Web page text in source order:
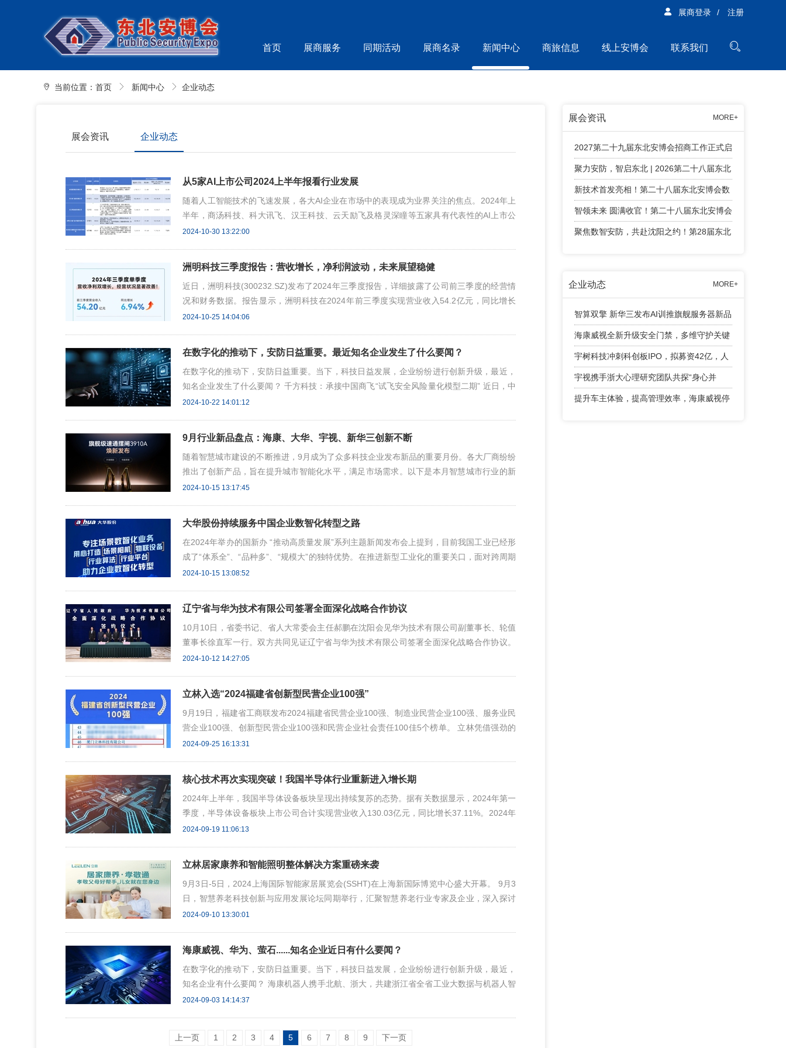
展商登录 / 注册
首页 展商服务 同期活动 展商名录 新闻中心 商旅信息 线上安博会 联系我们
当前位置： 首页 新闻中心 企业动态
展会资讯 企业动态
从5家AI上市公司2024上半年报看行业发展
随着人工智能技术的飞速发展，各大AI企业在市场中的表现成为业界关注的焦点。2024年上
半年，商汤科技、科大讯飞、汉王科技、云天励飞及格灵深瞳等五家具有代表性的AI上市公
司业绩报告已经发布，在各自的业务领域展现了不同的业绩特点和发展趋势。一起来看看!商
2024-10-30 13:22:00
洲明科技三季度报告：营收增长，净利润波动，未来展望稳健
近日，洲明科技(300232.SZ)发布了2024年三季度报告，详细披露了公司前三季度的经营情
况和财务数据。报告显示，洲明科技在2024年前三季度实现营业收入54.2亿元，同比增长
6.94%;其中，第三季度单季实现营业收入20.14亿元，同比增长13.78%，环比增长5.24%。
2024-10-25 14:04:06
在数字化的推动下，安防日益重要。最近知名企业发生了什么要闻？
在数字化的推动下，安防日益重要。当下，科技日益发展，企业纷纷进行创新升级，最近，
知名企业发生了什么要闻？ 千方科技：承接中国商飞“试飞安全风险量化模型二期” 近日，中
国商飞民用飞机试飞中心(简称“试飞中心”)“试飞安全风险量化模型二期”在沪举行启动会议，
2024-10-22 14:01:12
9月行业新品盘点：海康、大华、宇视、新华三创新不断
随着智慧城市建设的不断推进，9月成为了众多科技企业发布新品的重要月份。各大厂商纷纷
推出了创新产品，旨在提升城市智能化水平，满足市场需求。以下是本月智慧城市行业的新
品盘点： 海康威视：国星共阴GOB系列新品 海康威视与国星光电展开深度合作，共同推出
2024-10-15 13:17:45
大华股份持续服务中国企业数智化转型之路
在2024年举办的国新办 “推动高质量发展”系列主题新闻发布会上提到，目前我国工业已经形
成了“体系全”、“品种多”、“规模大”的独特优势。在推进新型工业化的重要关口，面对跨周期
的经营挑战，已经有越来越多的中国制造企业将“数字化、智能化”作为增强竞争力的关键战
2024-10-15 13:08:52
辽宁省与华为技术有限公司签署全面深化战略合作协议
10月10日，省委书记、省人大常委会主任郝鹏在沈阳会见华为技术有限公司副董事长、轮值
董事长徐直军一行。双方共同见证辽宁省与华为技术有限公司签署全面深化战略合作协议。
省委副书记、沈阳市委书记王新伟参加。10月10日，省委书记、省人大常委会主任郝鹏会见
2024-10-12 14:27:05
立林入选“2024福建省创新型民营企业100强”
9月19日，福建省工商联发布2024福建省民营企业100强、制造业民营企业100强、服务业民
营企业100强、创新型民营企业100强和民营企业社会责任100佳5个榜单。 立林凭借强劲的
企业实力，连续两年跻身“福建省创新型民营企业100强”榜单，这是对立林持续推进技术创
2024-09-25 16:13:31
核心技术再次实现突破！我国半导体行业重新进入增长期
2024年上半年，我国半导体设备板块呈现出持续复苏的态势。据有关数据显示，2024年第一
季度，半导体设备板块上市公司合计实现营业收入130.03亿元，同比增长37.11%。2024年
第二季度，半导体设备板块上市公司实现营业收入合计157.58亿元，同比增长39.58%。另据
2024-09-19 11:06:13
立林居家康养和智能照明整体解决方案重磅来袭
9月3日-5日，2024上海国际智能家居展览会(SSHT)在上海新国际博览中心盛大开幕。 9月3
日，智慧养老科技创新与应用发展论坛同期举行，汇聚智慧养老行业专家及企业，深入探讨
人工智能、物联网等前沿技术在智慧养老领域的应用前景，助推数字化、智能化、智慧化在
2024-09-10 13:30:01
海康威视、华为、萤石......知名企业近日有什么要闻？
在数字化的推动下，安防日益重要。当下，科技日益发展，企业纷纷进行创新升级，最近，
知名企业有什么要闻？ 海康机器人携手北航、浙大，共建浙江省全省工业大数据与机器人智
能系统重点实验室 8月24日下午，浙江省全省工业大数据与机器人智能系统重点实验室(以下
2024-09-03 14:14:37
上一页 1 2 3 4 5 6 7 8 9 下一页
展会资讯 MORE+
2027第二十九届东北安博会招商工作正式启
动！
聚力安防，智启东北 | 2026第二十八届东北
安博会精彩回顾！
新技术首发亮相！第二十八届东北安博会数
字安防智能终端新技术首发专区亮点纷呈
智领未来 圆满收官！第二十八届东北安博会
顺利闭幕！
聚焦数智安防，共赴沈阳之约！第28届东北
企业动态 MORE+
智算双擎 新华三发布AI训推旗舰服务器新品
海康威视全新升级安全门禁，多维守护关键
出入口
宇树科技冲刺科创板IPO，拟募资42亿，人
形机器人成业绩增长引擎
宇视携手浙大心理研究团队共探“身心并
举”育人新路径
提升车主体验，提高管理效率，海康威视停